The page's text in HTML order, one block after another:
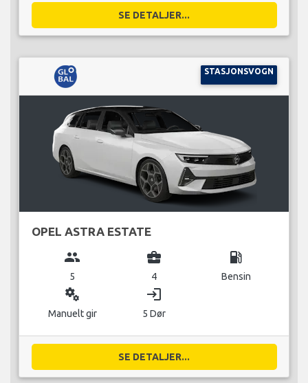
SE DETALJER...
STASJONSVOGN
OPEL ASTRA ESTATE
group
5
business_center
4
local_gas_station
Bensin
miscellaneous_services
Manuelt gir
login
5 Dør
SE DETALJER...